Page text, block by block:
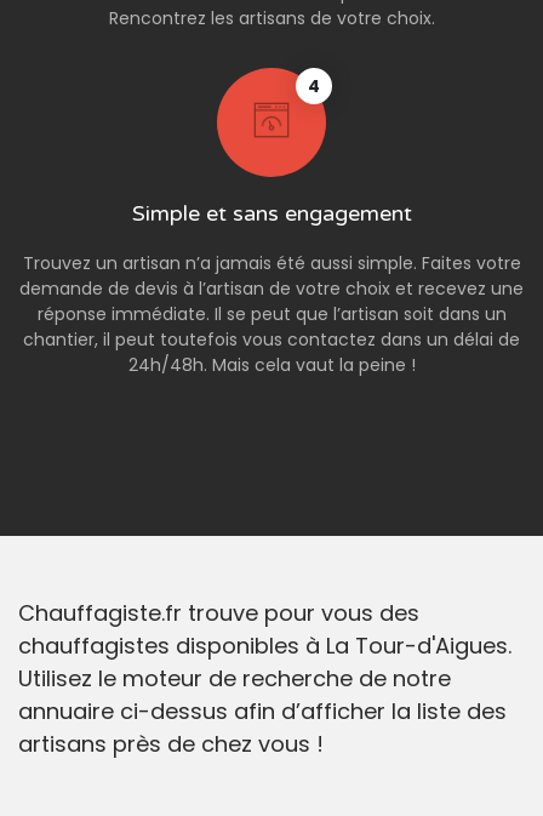
Rencontrez les artisans de votre choix.
4
Simple et sans engagement
Trouvez un artisan n’a jamais été aussi simple. Faites votre
demande de devis à l’artisan de votre choix et recevez une
réponse immédiate. Il se peut que l’artisan soit dans un
chantier, il peut toutefois vous contactez dans un délai de
24h/48h. Mais cela vaut la peine !
Chauffagiste.fr trouve pour vous des
chauffagistes disponibles à La Tour-d'Aigues.
Utilisez le moteur de recherche de notre
annuaire ci-dessus afin d’afficher la liste des
artisans près de chez vous !